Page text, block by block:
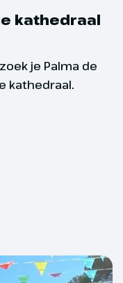
kathedraal
je Palma de
kathedraal.
Indien je je
voor de
van